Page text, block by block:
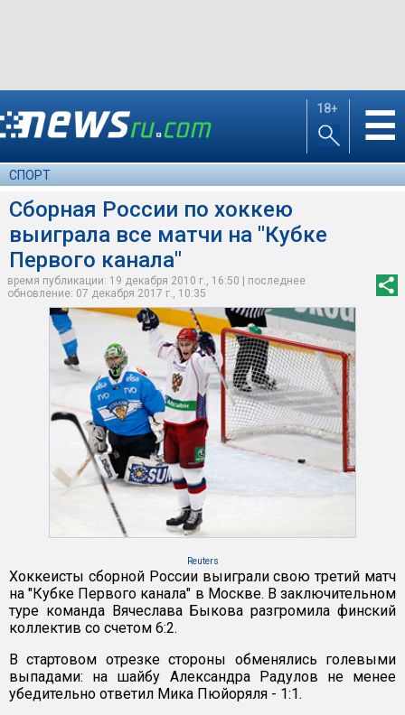
18+ ☰
СПОРТ
Сборная России по хоккею
выиграла все матчи на "Кубке
Первого канала"
время публикации: 19 декабря 2010 г., 16:50 | последнее
обновление: 07 декабря 2017 г., 10:35
Reuters
Хоккеисты сборной России выиграли свою третий матч
на "Кубке Первого канала" в Москве. В заключительном
туре команда Вячеслава Быкова разгромила финский
коллектив со счетом 6:2.
В стартовом отрезке стороны обменялись голевыми
выпадами: на шайбу Александра Радулов не менее
убедительно ответил Мика Пюйоряля - 1:1.